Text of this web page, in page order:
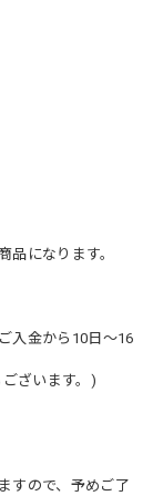
品になります。
入金から10日〜16
ざいます。)
すので、予めご了